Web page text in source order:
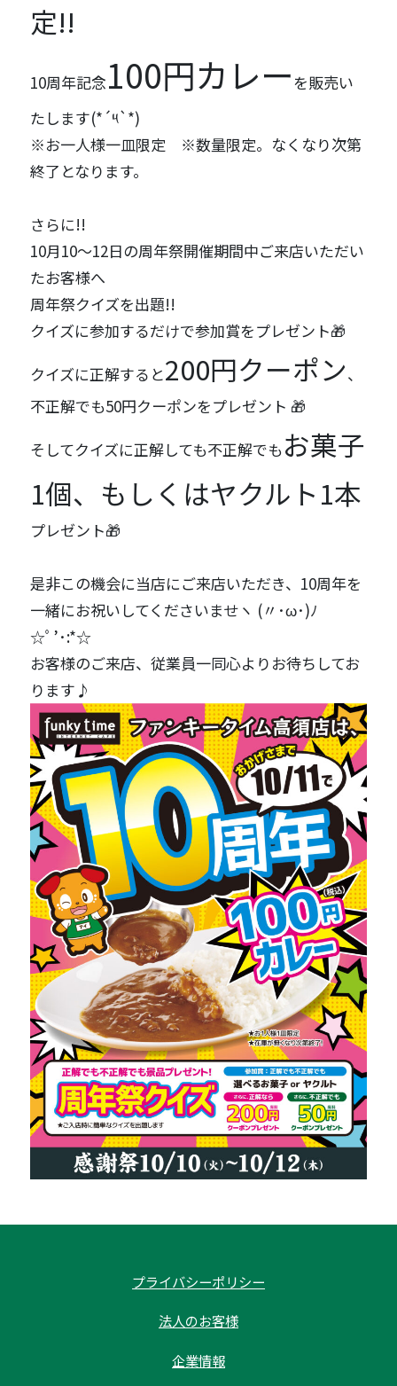
定!!
10周年記念100円カレーを販売い
たします(*´༥`*)
※お一人様一皿限定 ※数量限定。なくなり次第
終了となります。
さらに!!
10月10～12日の周年祭開催期間中ご来店いただい
たお客様へ
周年祭クイズを出題!!
クイズに参加するだけで参加賞をプレゼント🎁
クイズに正解すると200円クーポン、
不正解でも50円クーポンをプレゼント 🎁
そしてクイズに正解しても不正解でもお菓子
1個、もしくはヤクルト1本
プレゼント🎁
是非この機会に当店にご来店いただき、10周年を
一緒にお祝いしてくださいませヽ (〃･ω･)ﾉ
☆ﾟ’･:*☆
お客様のご来店、従業員一同心よりお待ちしてお
ります♪
プライバシーポリシー
法人のお客様
企業情報